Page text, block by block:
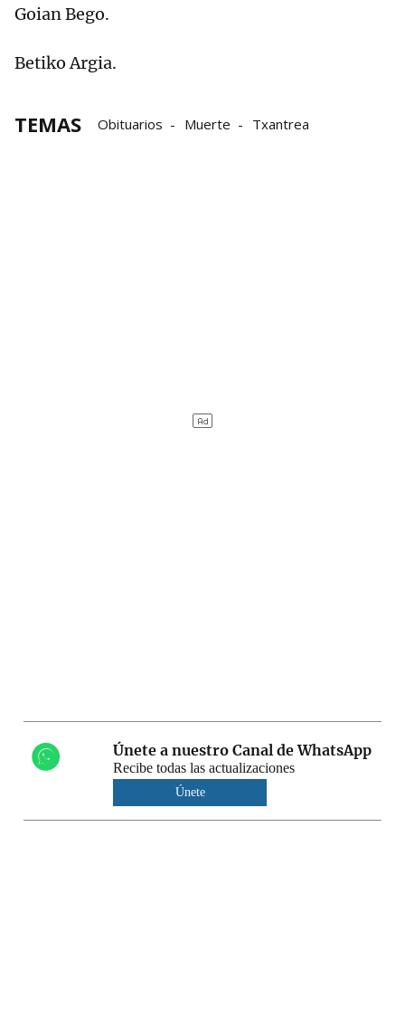
Goian Bego.
Betiko Argia.
TEMAS Obituarios Muerte Txantrea
Únete a nuestro Canal de WhatsApp
Recibe todas las actualizaciones
Únete